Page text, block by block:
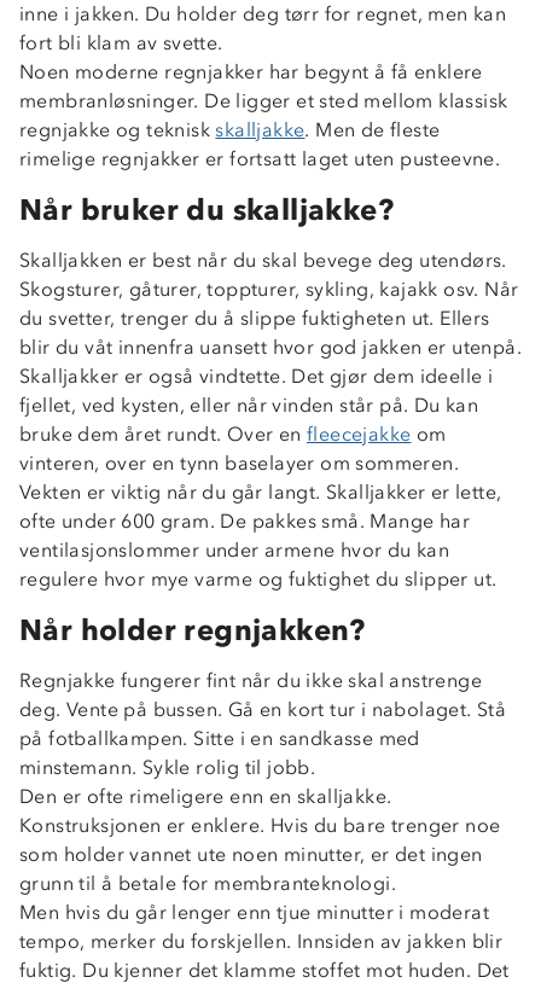
inne i jakken. Du holder deg tørr for regnet, men kan
fort bli klam av svette.
Noen moderne regnjakker har begynt å få enklere
membranløsninger. De ligger et sted mellom klassisk
regnjakke og tekniskskalljakke. Men de fleste
rimelige regnjakker er fortsatt laget uten pusteevne.
Når bruker du skalljakke?
Skalljakken er best når du skal bevege deg utendørs.
Skogsturer, gåturer, toppturer, sykling, kajakk osv. Når
du svetter, trenger du å slippe fuktigheten ut. Ellers
blir du våt innenfra uansett hvor god jakken er utenpå.
Skalljakker er også vindtette. Det gjør dem ideelle i
fjellet, ved kysten, eller når vinden står på. Du kan
bruke dem året rundt. Over en fleecejakke om
vinteren, over en tynn baselayer om sommeren.
Vekten er viktig når du går langt. Skalljakker er lette,
ofte under 600 gram. De pakkes små. Mange har
ventilasjonslommer under armene hvor du kan
regulere hvor mye varme og fuktighet du slipper ut.
Når holder regnjakken?
Regnjakke fungerer fint når du ikke skal anstrenge
deg. Vente på bussen. Gå en kort tur i nabolaget. Stå
på fotballkampen. Sitte i en sandkasse med
minstemann. Sykle rolig til jobb.
Den er ofte rimeligere enn en skalljakke.
Konstruksjonen er enklere. Hvis du bare trenger noe
som holder vannet ute noen minutter, er det ingen
grunn til å betale for membranteknologi.
Men hvis du går lenger enn tjue minutter i moderat
tempo, merker du forskjellen. Innsiden av jakken blir
fuktig. Du kjenner det klamme stoffet mot huden. Det